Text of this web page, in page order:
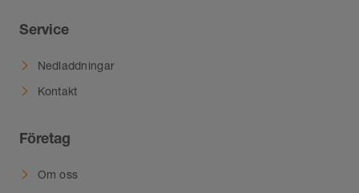
Service
Nedladdningar
Kontakt
Företag
Om oss